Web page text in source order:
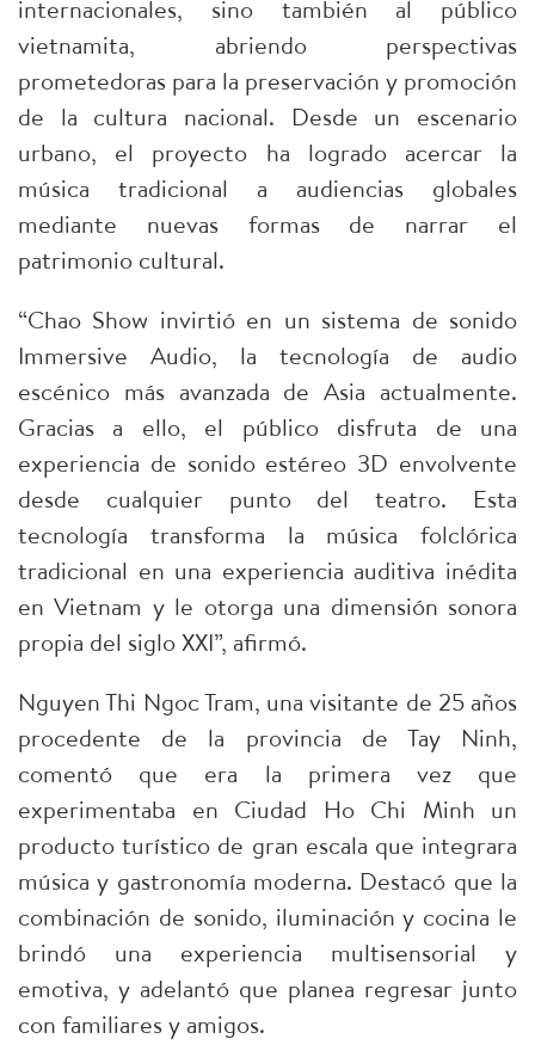
internacionales, sino también al público
vietnamita, abriendo perspectivas
prometedoras para la preservación y promoción
de la cultura nacional. Desde un escenario
urbano, el proyecto ha logrado acercar la
música tradicional a audiencias globales
mediante nuevas formas de narrar el
patrimonio cultural.
“Chao Show invirtió en un sistema de sonido
Immersive Audio, la tecnología de audio
escénico más avanzada de Asia actualmente.
Gracias a ello, el público disfruta de una
experiencia de sonido estéreo 3D envolvente
desde cualquier punto del teatro. Esta
tecnología transforma la música folclórica
tradicional en una experiencia auditiva inédita
en Vietnam y le otorga una dimensión sonora
propia del siglo XXI”, afirmó.
Nguyen Thi Ngoc Tram, una visitante de 25 años
procedente de la provincia de Tay Ninh,
comentó que era la primera vez que
experimentaba en Ciudad Ho Chi Minh un
producto turístico de gran escala que integrara
música y gastronomía moderna. Destacó que la
combinación de sonido, iluminación y cocina le
brindó una experiencia multisensorial y
emotiva, y adelantó que planea regresar junto
con familiares y amigos.